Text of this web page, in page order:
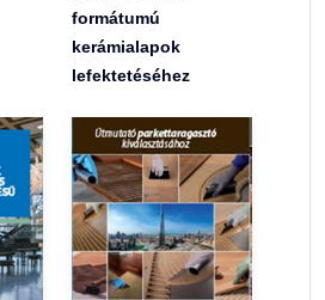
formátumú
kerámialapok
lefektetéséhez